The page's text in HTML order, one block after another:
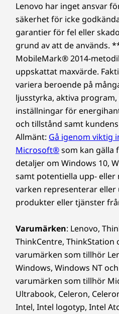
DESIGN
Mått (H × B × D)
Utförande med metallock
(cm): 313,1 × 224,9 × 17,4
(tum): 12,32″ × 8,85″ × 0,69″
Utförande i plast
(cm): 313,1 × 224,9 × 17,8
(tum): 12,32″ × 8,85″ × 0,70″
Vikt
Utförande med metallock
Från 1,50 kg
Utförande i plast
Från 1,55 kg
Penna
Lenovo Digital Pen (tillval)
Specifikationerna kan variera
SUSTAINABILITY
Lenovo har inget ansvar
säkerhet för icke
garantier för fel eller
grund av att de används.
MobileMark® 2014-
uppskattat maxvärde.
variera beroende på
ljusstyrka, aktiva
inställningar för
och tillstånd samt
Allmänt: Gå igenom viktig
Microsoft®som kan gälla
detaljer om Windows 10,
samt potentiella upp- eller
varken representerar
produkter eller tjänster
Varumärken: Lenovo,
ThinkCentre, ThinkStation
varumärken som tillhör
Windows, Windows NT
varumärken som tillhör
Ultrabook, Celeron,
Intel, Intel logotyp, Intel